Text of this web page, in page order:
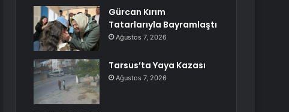
Gürcan Kırım
Tatarlarıyla Bayramlaştı
Ağustos 7, 2026
Tarsus’ta Yaya Kazası
Ağustos 7, 2026